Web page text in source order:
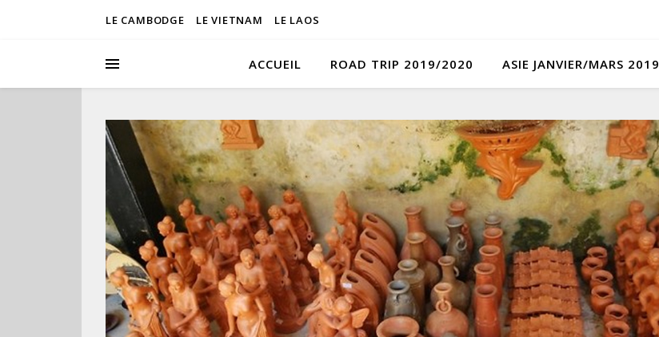
LE CAMBODGE LE VIETNAM LE LAOS
ACCUEIL ROAD TRIP 2019/2020 ASIE JANVIER/MARS 2019